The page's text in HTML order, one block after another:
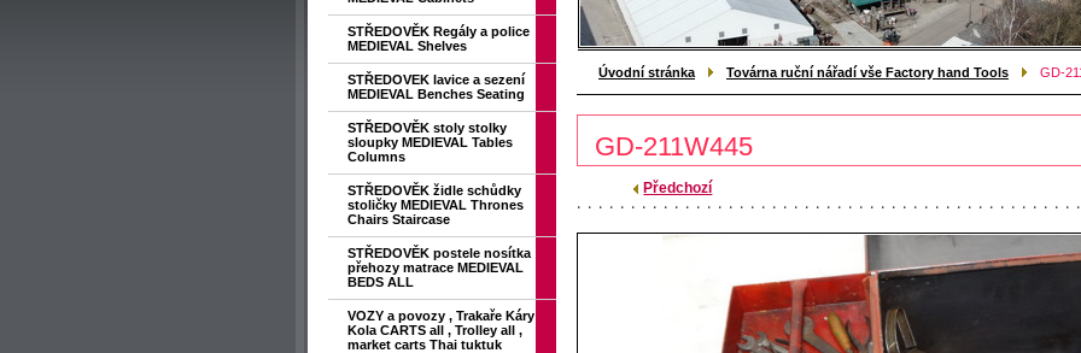
Úvodní stránka Továrna ruční nářadí vše Factory hand Tools GD-
GD-211W445
Předchozí
STŘEDOVĚK Regály a police
MEDIEVAL Shelves
STŘEDOVEK lavice a sezení
MEDIEVAL Benches Seating
STŘEDOVĚK stoly stolky
sloupky MEDIEVAL Tables
Columns
STŘEDOVĚK židle schůdky
stoličky MEDIEVAL Thrones
Chairs Staircase
STŘEDOVĚK postele nosítka
přehozy matrace MEDIEVAL
BEDS ALL
VOZY a povozy , Trakaře Káry
Kola CARTS all , Trolley all ,
market carts Thai tuktuk